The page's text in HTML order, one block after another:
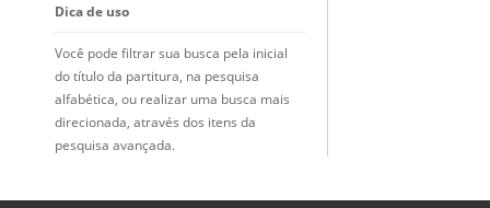
Dica de uso
Você pode filtrar sua busca pela inicial
do título da partitura, na pesquisa
alfabética, ou realizar uma busca mais
direcionada, através dos itens da
pesquisa avançada.